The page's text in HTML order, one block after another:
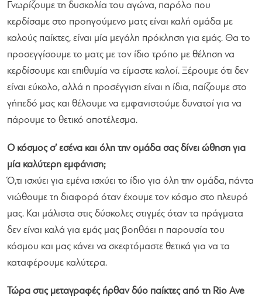
Γνωρίζουμε τη δυσκολία του αγώνα, παρόλο που
κερδίσαμε στο προηγούμενο ματς είναι καλή ομάδα με
καλούς παίκτες, είναι μία μεγάλη πρόκληση για εμάς. Θα το
προσεγγίσουμε το ματς με τον ίδιο τρόπο με θέληση να
κερδίσουμε και επιθυμία να είμαστε καλοί. Ξέρουμε ότι δεν
είναι εύκολο, αλλά η προσέγγιση είναι η ίδια, παίζουμε στο
γήπεδό μας και θέλουμε να εμφανιστούμε δυνατοί για να
πάρουμε το θετικό αποτέλεσμα.
Ο κόσμος σ’ εσένα και όλη την ομάδα σας δίνει ώθηση για
μία καλύτερη εμφάνιση;
Ό,τι ισχύει για εμένα ισχύει το ίδιο για όλη την ομάδα, πάντα
νιώθουμε τη διαφορά όταν έχουμε τον κόσμο στο πλευρό
μας. Και μάλιστα στις δύσκολες στιγμές όταν τα πράγματα
δεν είναι καλά για εμάς μας βοηθάει η παρουσία του
κόσμου και μας κάνει να σκεφτόμαστε θετικά για να τα
καταφέρουμε καλύτερα.
Τώρα στις μεταγραφές ήρθαν δύο παίκτες από τη Rio Ave